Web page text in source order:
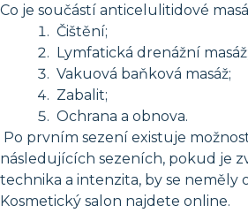
Co je součástí anticelulitidové
Čištění;
Lymfatická drenážní masáž;
Vakuová baňková masáž;
Zabalit;
Ochrana a obnova.
Po prvním sezení existuje
následujících sezeních, pokud je
technika a intenzita, by se neměly
Kosmetický salon najdete online.